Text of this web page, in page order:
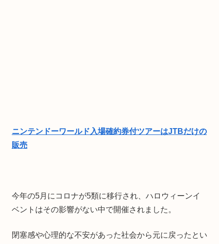
ニンテンドーワールド入場確約券付ツアーはJTBだけの
販売
今年の5月にコロナが5類に移行され、ハロウィーンイ
ベントはその影響がない中で開催されました。
閉塞感や心理的な不安があった社会から元に戻ったとい